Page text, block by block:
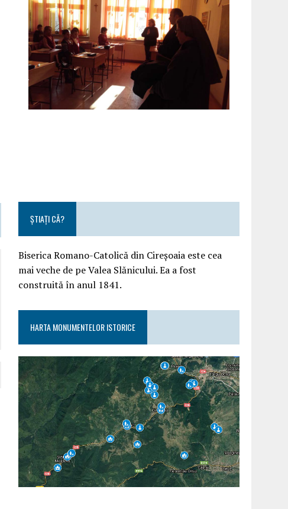
ȘTIAȚI CĂ?
Biserica Romano-Catolică din Cireșoaia este cea
mai veche de pe Valea Slănicului. Ea a fost
construită în anul 1841.
HARTA MONUMENTELOR ISTORICE